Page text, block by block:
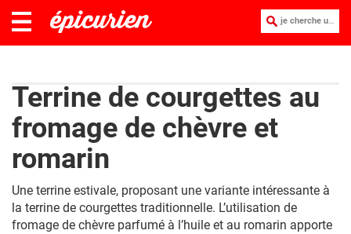
je cherche une recette :
Terrine de courgettes au
fromage de chèvre et
romarin
Une terrine estivale, proposant une variante intéressante à
la terrine de courgettes traditionnelle. L’utilisation de
fromage de chèvre parfumé à l’huile et au romarin apporte